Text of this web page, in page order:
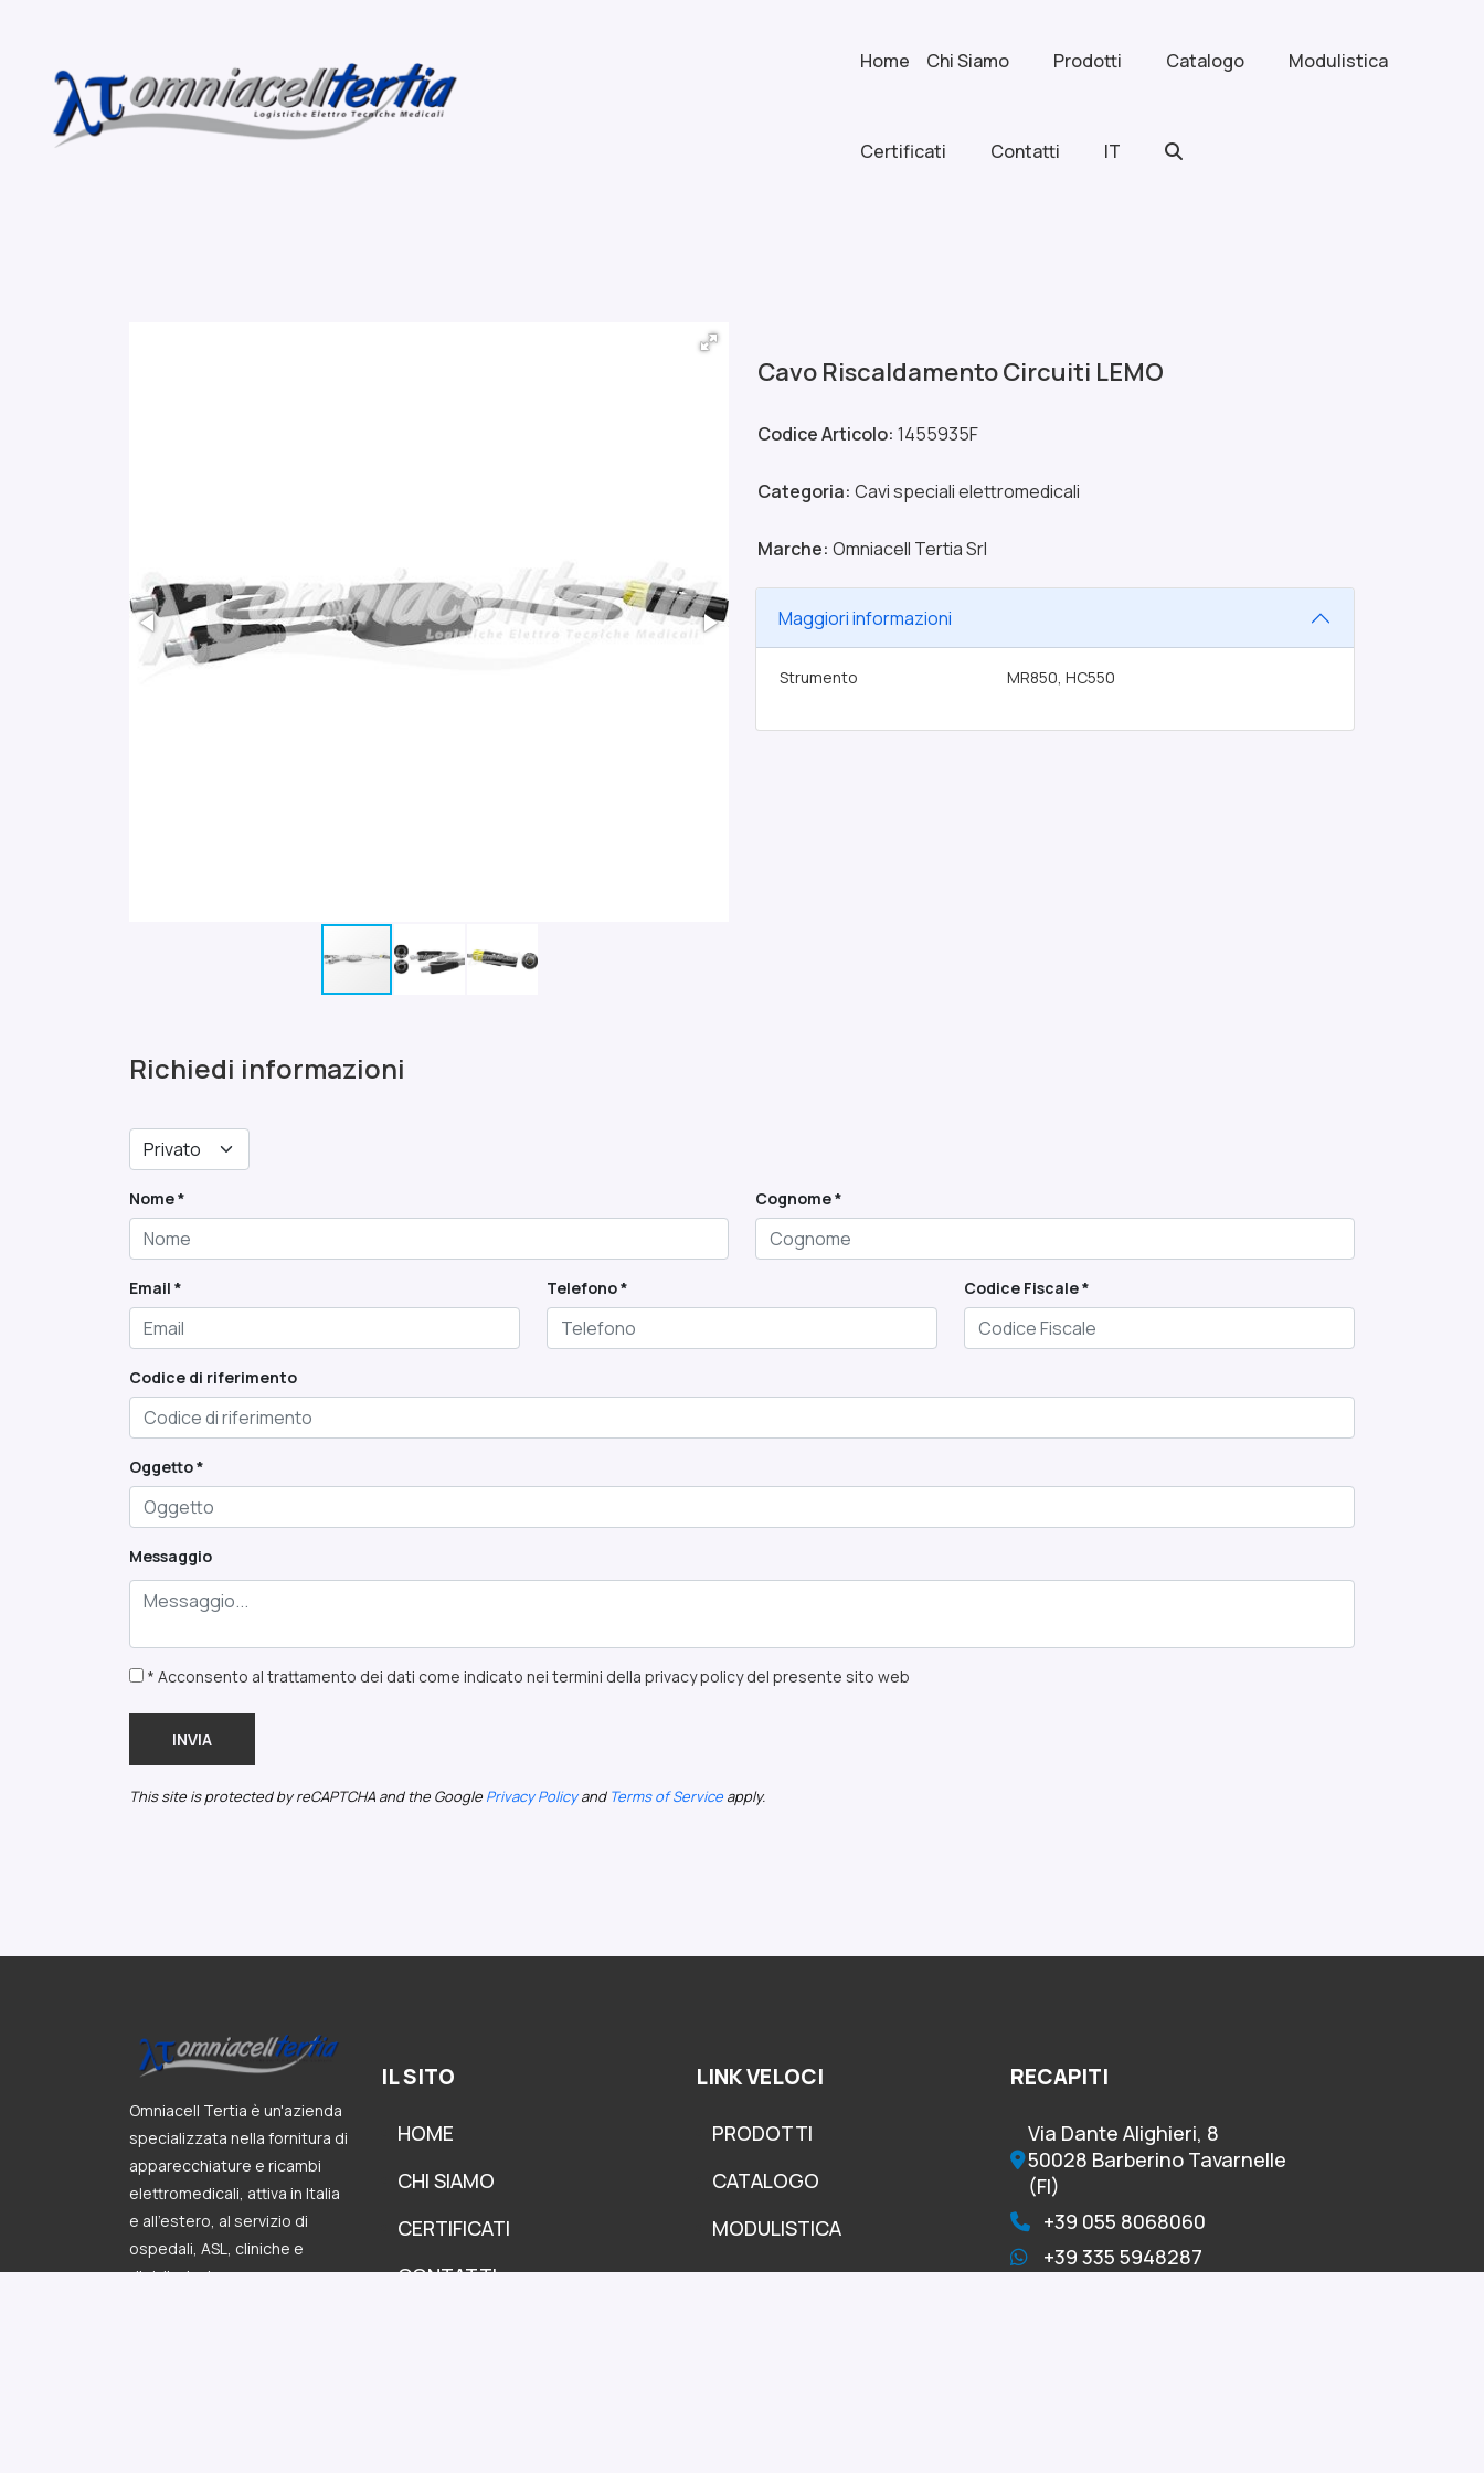
Home Chi Siamo Prodotti Catalogo Modulistica
Certificati Contatti IT
Cavo Riscaldamento Circuiti LEMO
Codice Articolo: 1455935F
Categoria: Cavi speciali elettromedicali
Marche: Omniacell Tertia Srl
Maggiori informazioni
Strumento
MR850, HC550
Richiedi informazioni
Nome * Cognome *
Email * Telefono * Codice Fiscale *
Codice di riferimento
Oggetto *
Messaggio
* Acconsento al trattamento dei dati come indicato nei termini della privacy policy del presente sito web
INVIA
This site is protected by reCAPTCHA and the Google Privacy Policyand Terms of Service apply.
Omniacell Tertia è un'azienda
specializzata nella fornitura di
apparecchiature e ricambi
elettromedicali, attiva in Italia
e all’estero, al servizio di
ospedali, ASL, cliniche e
distributori.
IL SITO
HOME
CHI SIAMO
CERTIFICATI
CONTATTI
LINK VELOCI
PRODOTTI
CATALOGO
MODULISTICA
RECAPITI
Via Dante Alighieri, 8
50028 Barberino Tavarnelle
(FI)
+39 055 8068060
+39 335 5948287